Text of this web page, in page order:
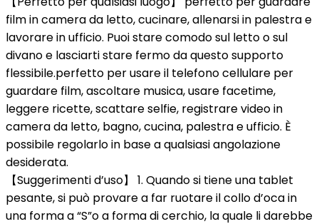
film in camera da letto, cucinare, allenarsi in palestra e
lavorare in ufficio. Puoi stare comodo sul letto o sul
divano e lasciarti stare fermo da questo supporto
flessibile.perfetto per usare il telefono cellulare per
guardare film, ascoltare musica, usare facetime,
leggere ricette, scattare selfie, registrare video in
camera da letto, bagno, cucina, palestra e ufficio. È
possibile regolarlo in base a qualsiasi angolazione
desiderata.
【Suggerimenti d’uso】 1. Quando si tiene una tablet
pesante, si può provare a far ruotare il collo d’oca in
una forma a “S”o a forma di cerchio, la quale li darebbe